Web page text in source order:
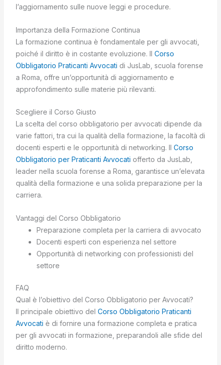
l’aggiornamento sulle nuove leggi e procedure.
Importanza della Formazione Continua
La formazione continua è fondamentale per gli avvocati,
poiché il diritto è in costante evoluzione. Il Corso
Obbligatorio Praticanti Avvocati di JusLab, scuola forense
a Roma, offre un’opportunità di aggiornamento e
approfondimento sulle materie più rilevanti.
Scegliere il Corso Giusto
La scelta del corso obbligatorio per avvocati dipende da
varie fattori, tra cui la qualità della formazione, la facoltà di
docenti esperti e le opportunità di networking. Il Corso
Obbligatorio per Praticanti Avvocati offerto da JusLab,
leader nella scuola forense a Roma, garantisce un’elevata
qualità della formazione e una solida preparazione per la
carriera.
Vantaggi del Corso Obbligatorio
Preparazione completa per la carriera di avvocato
Docenti esperti con esperienza nel settore
Opportunità di networking con professionisti del
settore
FAQ
Qual è l’obiettivo del Corso Obbligatorio per Avvocati?
Il principale obiettivo del Corso Obbligatorio Praticanti
Avvocati è di fornire una formazione completa e pratica
per gli avvocati in formazione, preparandoli alle sfide del
diritto moderno.